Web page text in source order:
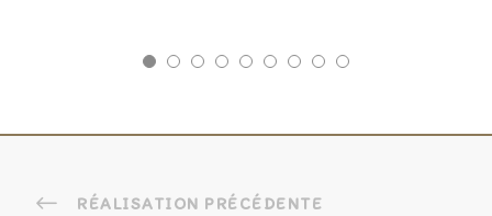
RÉALISATION PRÉCÉDENTE